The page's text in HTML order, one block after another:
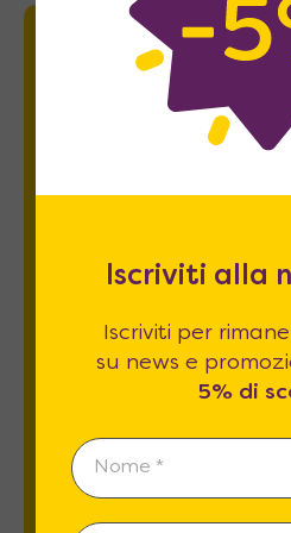
Iscriviti per rimanere
privacy *
Iscriviti alla
Iscriviti per
su news e
5% di